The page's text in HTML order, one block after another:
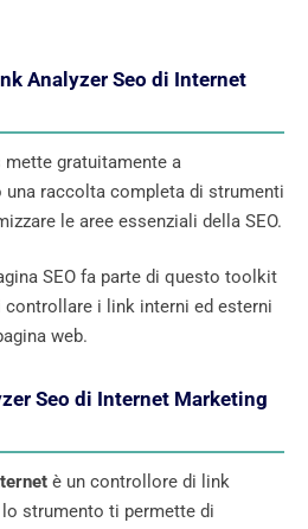
Analyzer Seo di Internet
gratuitamente a
raccolta completa di strumenti
le aree essenziali della SEO.
SEO fa parte di questo toolkit
i link interni ed esterni
web.
Seo di Internet Marketing
è un controllore di link
strumento ti permette di